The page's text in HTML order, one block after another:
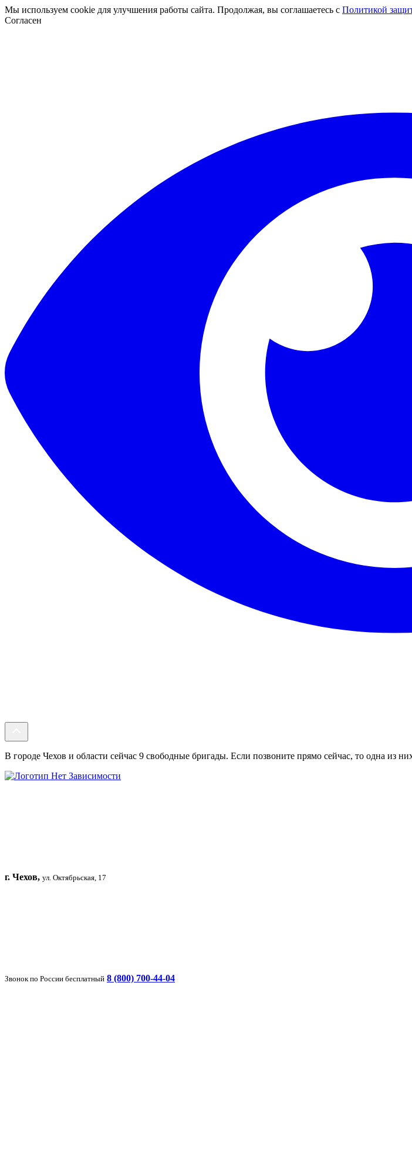
Мы используем cookie для улучшения работы сайта. Продолжая, вы соглашаетесь с Политикой
Согласен
В городе Чехов и области сейчас 9 свободные бригады. Если позвоните прямо сейчас, то одна из
г. Чехов, ул. Октябрьская, 17
Звонок по России бесплатный 8 (800) 700-44-04